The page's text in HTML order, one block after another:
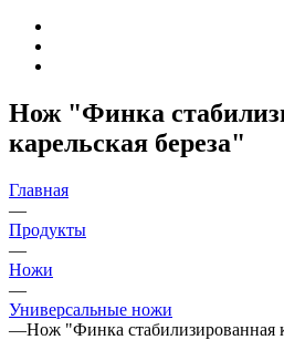
Нож "Финка
карельская береза"
Главная
—
Продукты
—
Ножи
—
Универсальные ножи
—Нож "Финка стабилизированная